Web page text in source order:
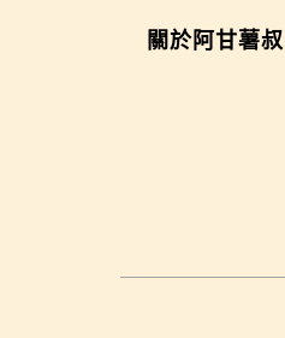
關於阿甘薯叔